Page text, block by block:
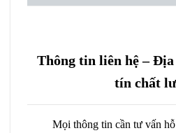
Thông tin liên hệ –
tín chất
Mọi thông tin cần tư vấn